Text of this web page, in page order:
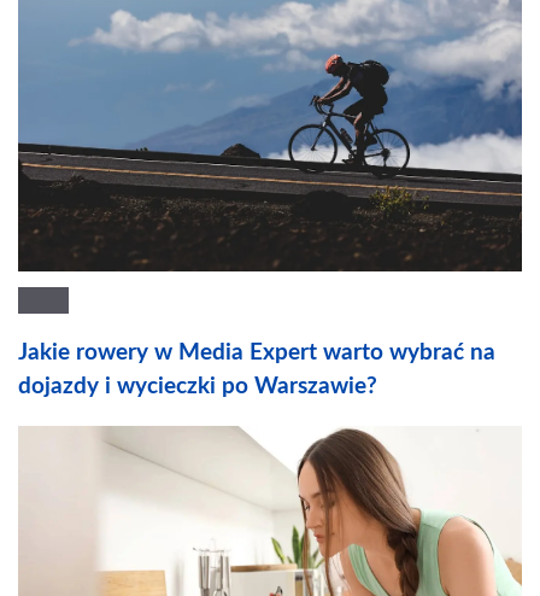
Jakie rowery w Media Expert warto wybrać na
dojazdy i wycieczki po Warszawie?